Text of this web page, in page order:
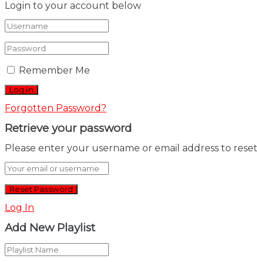
Login to your account below
Remember Me
Forgotten Password?
Retrieve your password
Please enter your username or email address to
Log In
Add New Playlist